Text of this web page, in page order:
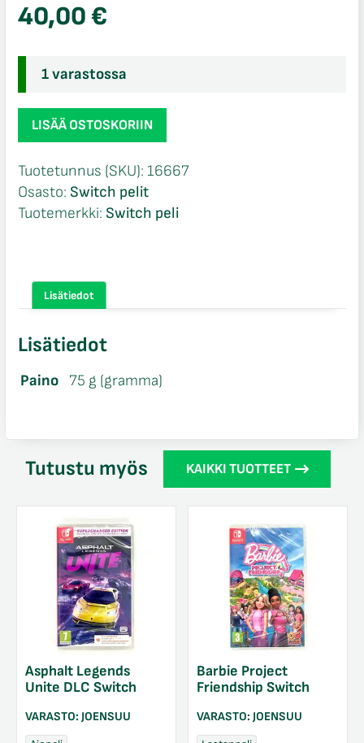
40,00€
1 varastossa
Shin
Megami
V
Switch
määrä
LISÄÄ OSTOSKORIIN
Tuotetunnus (SKU): 16667
Osasto: Switch pelit
Tuotemerkki: Switch peli
Lisätiedot
Lisätiedot
Paino 75 g (gramma)
Tutustu myös KAIKKI TUOTTEET
Asphalt Legends
Unite DLC Switch
VARASTO: JOENSUU
Barbie Project
Friendship Switch
VARASTO: JOENSUU